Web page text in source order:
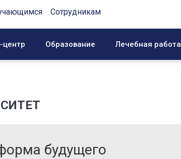
Сотрудникам
центр Образование Лечебная работа
будущего